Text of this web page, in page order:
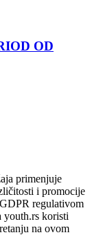
OD
primenjuje
i promocije
regulativom
youth.rs koristi
na ovom